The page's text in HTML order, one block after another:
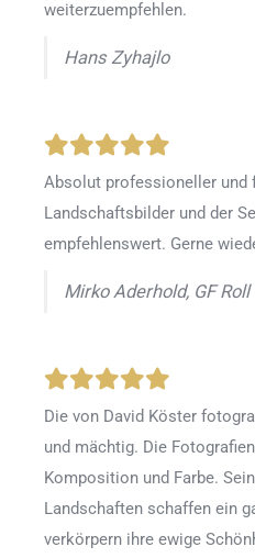
weiterzuempfehlen.
Hans Zyhajlo
Absolut professioneller und
Landschaftsbilder und der
empfehlenswert. Gerne
Mirko Aderhold, GF
Die von David Köster
und mächtig. Die
Komposition und Farbe.
Landschaften schaffen ein
verkörpern ihre ewige